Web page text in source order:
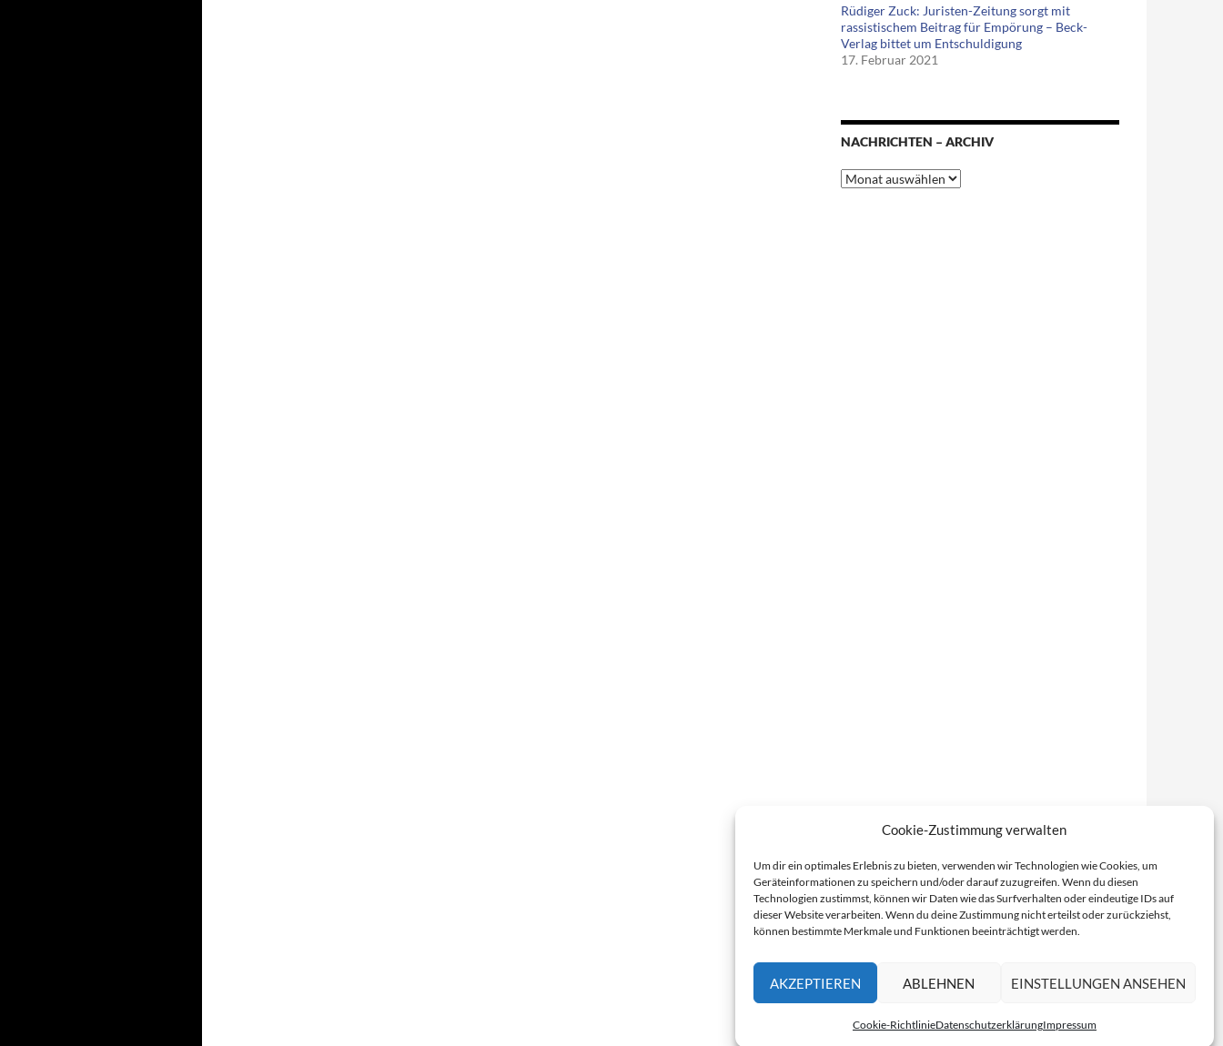
Cookie-Zustimmung verwalten
Um dir ein optimales Erlebnis zu bieten, verwenden wir Technologien wie Cookies, um
Geräteinformationen zu speichern und/oder darauf zuzugreifen. Wenn du diesen
Technologien zustimmst, können wir Daten wie das Surfverhalten oder eindeutige IDs auf
dieser Website verarbeiten. Wenn du deine Zustimmung nicht erteilst oder zurückziehst,
können bestimmte Merkmale und Funktionen beeinträchtigt werden.
AKZEPTIEREN ABLEHNEN EINSTELLUNGEN ANSEHEN
Cookie-RichtlinieDatenschutzerklärungImpressum
Rüdiger Zuck: Juristen-Zeitung sorgt mit
rassistischem Beitrag für Empörung – Beck-
Verlag bittet um Entschuldigung
17. Februar 2021
NACHRICHTEN – ARCHIV
Nachrichten
–